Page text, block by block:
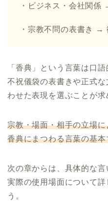
・ビジネス・会社関係
・宗教不問の表書き →
「香典」という言葉は口
不祝儀袋の表書きや正式
わせた表現を選ぶことが求
宗教・場面・相手の立場
香典にまつわる言葉の基本
次の章からは、具体的な
実際の使用場面について
う。